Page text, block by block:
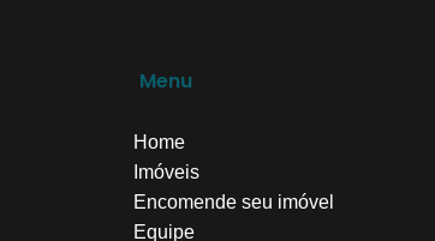
Menu
Home
Imóveis
Encomende seu imóvel
Equipe